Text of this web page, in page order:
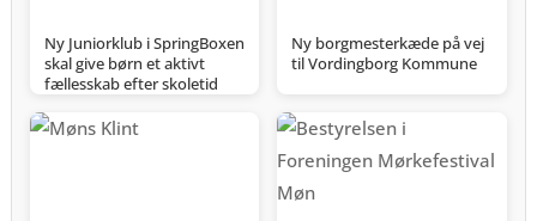
Ny Juniorklub i SpringBoxen
skal give børn et aktivt
fællesskab efter skoletid
Ny borgmesterkæde på vej
til Vordingborg Kommune